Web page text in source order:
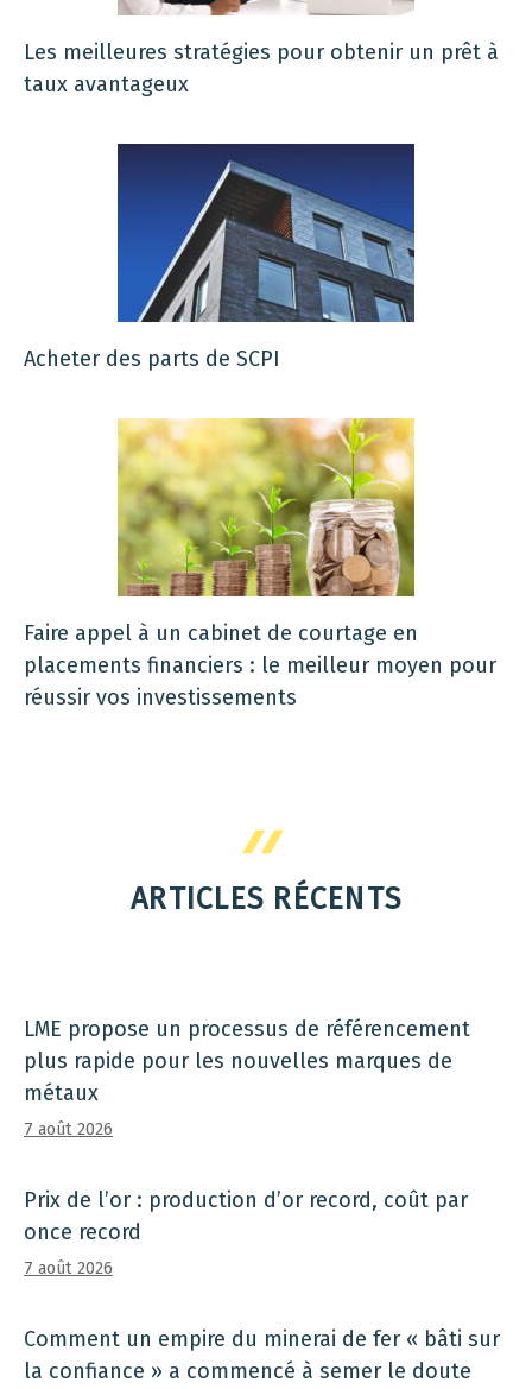
Les meilleures stratégies pour obtenir un prêt à
taux avantageux
Acheter des parts de SCPI
Faire appel à un cabinet de courtage en
placements financiers : le meilleur moyen pour
réussir vos investissements
ARTICLES RÉCENTS
LME propose un processus de référencement
plus rapide pour les nouvelles marques de
métaux
7 août 2026
Prix ​​de l’or : production d’or record, coût par
once record
7 août 2026
Comment un empire du minerai de fer « bâti sur
la confiance » a commencé à semer le doute